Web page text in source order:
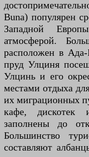
Buna) популярен
Западной
атмосферой.
расположен в
пруд Улциня
Улцинь и его
местами отдыха
их миграционных
кафе, дискотек
заполнены до
Большинство
составляют